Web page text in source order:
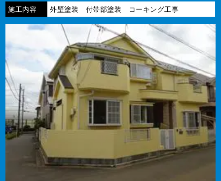
施工内容
外壁塗装 付帯部塗装 コーキング工事